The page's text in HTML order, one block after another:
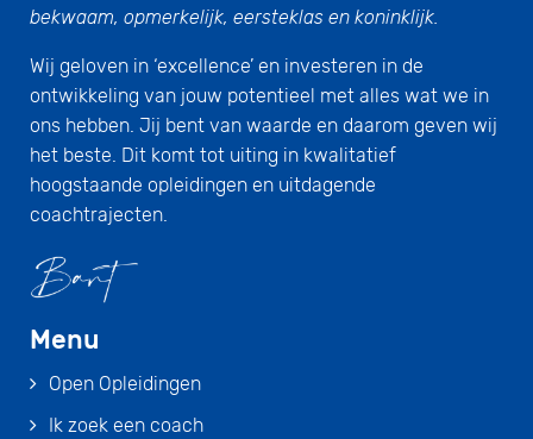
bekwaam, opmerkelijk, eersteklas en koninklijk.
Wij geloven in ‘excellence’ en investeren in de
ontwikkeling van jouw potentieel met alles wat we in
ons hebben. Jij bent van waarde en daarom geven wij
het beste. Dit komt tot uiting in kwalitatief
hoogstaande opleidingen en uitdagende
coachtrajecten.
Menu
Open Opleidingen
Ik zoek een coach